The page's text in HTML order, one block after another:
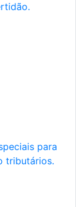
para
tributários.